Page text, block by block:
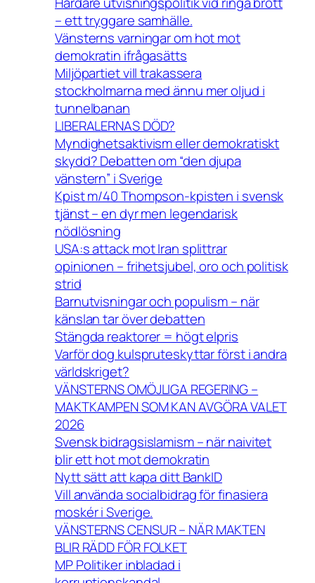
– ett tryggare samhälle.
Vänsterns varningar om hot mot
demokratin ifrågasätts
Miljöpartiet vill trakassera
stockholmarna med ännu mer oljud i
tunnelbanan
LIBERALERNAS DÖD?
Myndighetsaktivism eller demokratiskt
skydd? Debatten om “den djupa
vänstern” i Sverige
Kpist m/40 Thompson-kpisten i svensk
tjänst – en dyr men legendarisk
nödlösning
USA:s attack mot Iran splittrar
opinionen – frihetsjubel, oro och politisk
strid
Barnutvisningar och populism – när
känslan tar över debatten
Stängda reaktorer = högt elpris
Varför dog kulspruteskyttar först i andra
världskriget?
VÄNSTERNS OMÖJLIGA REGERING –
MAKTKAMPEN SOM KAN AVGÖRA VALET
2026
Svensk bidragsislamism – när naivitet
blir ett hot mot demokratin
Nytt sätt att kapa ditt BankID
Vill använda socialbidrag för finasiera
moskér i Sverige.
VÄNSTERNS CENSUR – NÄR MAKTEN
BLIR RÄDD FÖR FOLKET
MP Politiker inbladad i